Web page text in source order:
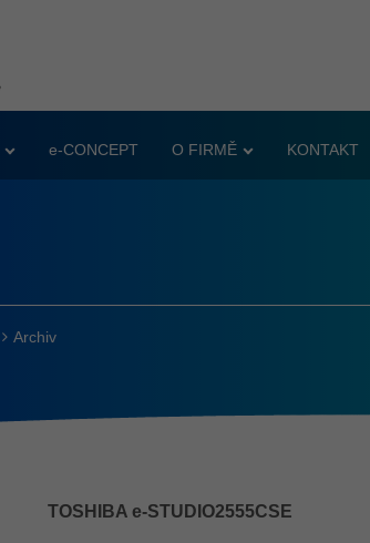
e-CONCEPT O FIRMĚ KONTAKT
Archiv
TOSHIBA e-STUDIO2555CSE